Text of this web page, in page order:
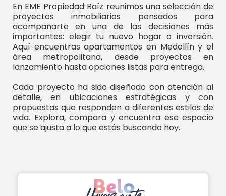
En EME Propiedad Raíz reunimos una selección de
proyectos inmobiliarios pensados para
acompañarte en una de las decisiones más
importantes: elegir tu nuevo hogar o inversión.
Aquí encuentras apartamentos en Medellín y el
área metropolitana, desde proyectos en
lanzamiento hasta opciones listas para entrega.
Cada proyecto ha sido diseñado con atención al
detalle, en ubicaciones estratégicas y con
propuestas que responden a diferentes estilos de
vida. Explora, compara y encuentra ese espacio
que se ajusta a lo que estás buscando hoy.